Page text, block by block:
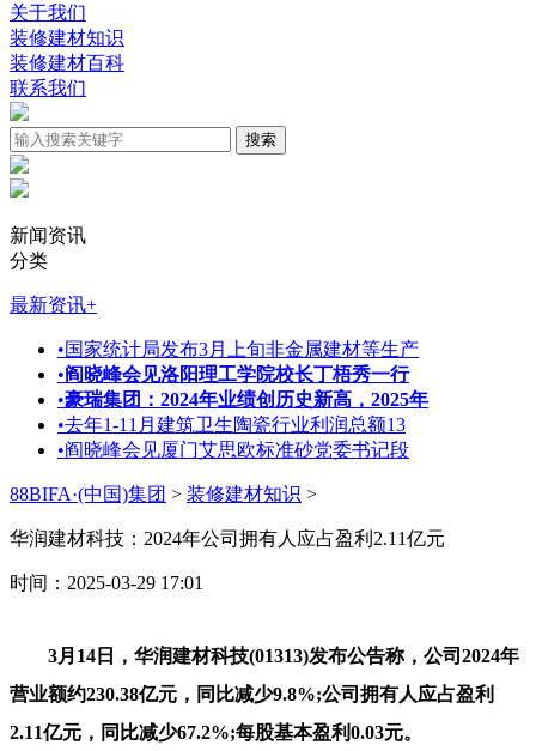
关于我们
装修建材知识
装修建材百科
联系我们
新闻资讯
分类
最新资讯+
•国家统计局发布3月上旬非金属建材等生产
•阎晓峰会见洛阳理工学院校长丁梧秀一行
•豪瑞集团：2024年业绩创历史新高，2025年
•去年1-11月建筑卫生陶瓷行业利润总额13
•阎晓峰会见厦门艾思欧标准砂党委书记段
88BIFA·(中国)集团 > 装修建材知识 >
华润建材科技：2024年公司拥有人应占盈利2.11亿元
时间：2025-03-29 17:01
3月14日，华润建材科技(01313)发布公告称，公司2024年
营业额约230.38亿元，同比减少9.8%;公司拥有人应占盈利
2.11亿元，同比减少67.2%;每股基本盈利0.03元。